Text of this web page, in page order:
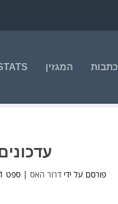
כתבות המגזין
עדכונים
פורסם על ידי דרור האס| ספט 21, 2024